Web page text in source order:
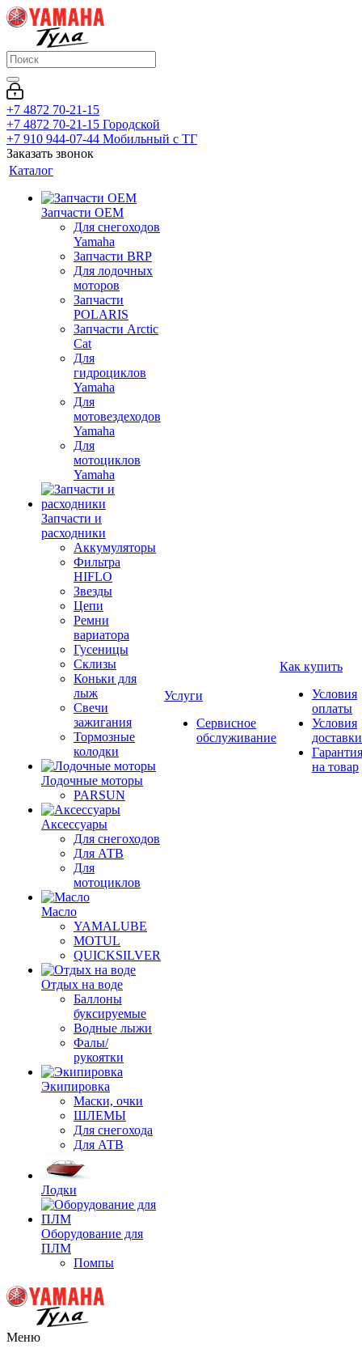
+7 4872 70-21-15
+7 4872 70-21-15 Городской
+7 910 944-07-44 Мобильный с ТГ
Заказать звонок
Каталог
Запчасти OEM
Для снегоходов
Yamaha
Запчасти BRP
Для лодочных
моторов
Запчасти
POLARIS
Запчасти Arctic
Cat
Для
гидроциклов
Yamaha
Для
мотовездеходов
Yamaha
Для
мотоциклов
Yamaha
Запчасти и
расходники
Аккумуляторы
Фильтра
HIFLO
Звезды
Цепи
Ремни
вариатора
Гусеницы
Склизы
Коньки для
лыж
Свечи
зажигания
Тормозные
колодки
Лодочные моторы
PARSUN
Аксессуары
Для снегоходов
Для АТВ
Для
мотоциклов
Масло
YAMALUBE
MOTUL
QUICKSILVER
Отдых на воде
Баллоны
буксируемые
Водные лыжи
Фалы/
рукоятки
Экипировка
Маски, очки
ШЛЕМЫ
Для снегохода
Для АТВ
Лодки
Оборудование для
ПЛМ
Помпы
Услуги
Сервисное
обслуживание
Как купить
Условия
оплаты
Условия
доставки
Гарантия
на товар
Меню